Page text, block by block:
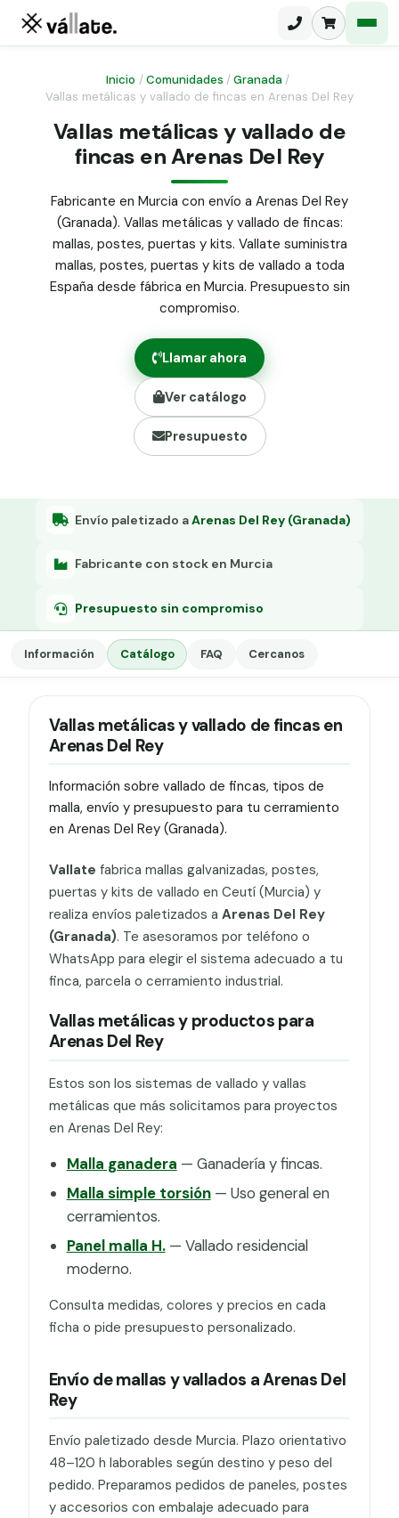
Malla ganadera
Malla simple torsión
Malla triple torsión
Panel malla H.
Puerta abatible dos hojas
Puerta acceso peatonal
Poste malla Hércules
Poste malla simple torsión
Alambre de espino galvanizado
Abrazadera PVC malla H.
Grapa malla H.
Grapadora
Tensor galvanizado
Inicio /Comunidades /Granada /
Vallas metálicas y vallado de fincas en Arenas Del Rey
Vallas metálicas y vallado de
fincas en Arenas Del Rey
Fabricante en Murcia con envío a Arenas Del Rey
(Granada). Vallas metálicas y vallado de fincas:
mallas, postes, puertas y kits. Vallate suministra
mallas, postes, puertas y kits de vallado a toda
España desde fábrica en Murcia. Presupuesto sin
compromiso.
Llamar ahora
Ver catálogo
Presupuesto
Envío paletizado aArenas Del Rey (Granada)
Fabricante con stock en Murcia
Presupuesto sin compromiso
Información Catálogo FAQ Cercanos
Vallas metálicas y vallado de fincas en
Arenas Del Rey
Información sobre vallado de fincas, tipos de
malla, envío y presupuesto para tu cerramiento
en Arenas Del Rey (Granada).
Vallate fabrica mallas galvanizadas, postes,
puertas y kits de vallado en Ceutí (Murcia) y
realiza envíos paletizados a Arenas Del Rey
(Granada). Te asesoramos por teléfono o
WhatsApp para elegir el sistema adecuado a tu
finca, parcela o cerramiento industrial.
Vallas metálicas y productos para
Arenas Del Rey
Estos son los sistemas de vallado y vallas
metálicas que más solicitamos para proyectos
en Arenas Del Rey:
Malla ganadera — Ganadería y fincas.
Malla simple torsión— Uso general en
cerramientos.
Panel malla H.— Vallado residencial
moderno.
Consulta medidas, colores y precios en cada
ficha o pide presupuesto personalizado.
Envío de mallas y vallados a Arenas Del
Rey
Envío paletizado desde Murcia. Plazo orientativo
48–120 h laborables según destino y peso del
pedido. Preparamos pedidos de paneles, postes
y accesorios con embalaje adecuado para